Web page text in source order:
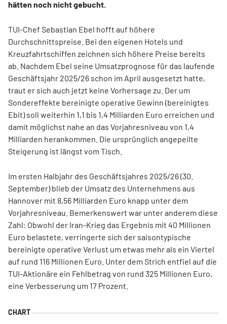
hätten noch nicht gebucht.
TUI-Chef Sebastian Ebel hofft auf höhere
Durchschnittspreise. Bei den eigenen Hotels und
Kreuzfahrtschiffen zeichnen sich höhere Preise bereits
ab. Nachdem Ebel seine Umsatzprognose für das laufende
Geschäftsjahr 2025/26 schon im April ausgesetzt hatte,
traut er sich auch jetzt keine Vorhersage zu. Der um
Sondereffekte bereinigte operative Gewinn (bereinigtes
Ebit) soll weiterhin 1,1 bis 1,4 Milliarden Euro erreichen und
damit möglichst nahe an das Vorjahresniveau von 1,4
Milliarden herankommen. Die ursprünglich angepeilte
Steigerung ist längst vom Tisch.
Im ersten Halbjahr des Geschäftsjahres 2025/26 (30.
September) blieb der Umsatz des Unternehmens aus
Hannover mit 8,56 Milliarden Euro knapp unter dem
Vorjahresniveau. Bemerkenswert war unter anderem diese
Zahl: Obwohl der Iran-Krieg das Ergebnis mit 40 Millionen
Euro belastete, verringerte sich der saisontypische
bereinigte operative Verlust um etwas mehr als ein Viertel
auf rund 116 Millionen Euro. Unter dem Strich entfiel auf die
TUI-Aktionäre ein Fehlbetrag von rund 325 Millionen Euro,
eine Verbesserung um 17 Prozent.